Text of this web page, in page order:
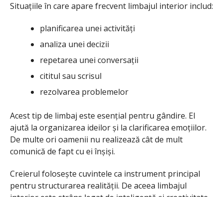
Situațiile în care apare frecvent limbajul interior includ:
planificarea unei activități
analiza unei decizii
repetarea unei conversații
cititul sau scrisul
rezolvarea problemelor
Acest tip de limbaj este esențial pentru gândire. El
ajută la organizarea ideilor și la clarificarea emoțiilor.
De multe ori oamenii nu realizează cât de mult
comunică de fapt cu ei înșiși.
Creierul folosește cuvintele ca instrument principal
pentru structurarea realității. De aceea limbajul